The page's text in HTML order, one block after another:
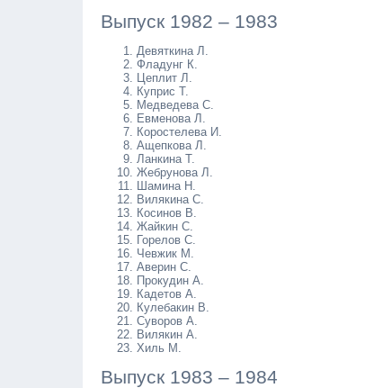
Выпуск 1982 – 1983
Девяткина Л.
Фладунг К.
Цеплит Л.
Куприс Т.
Медведева С.
Евменова Л.
Коростелева И.
Ащепкова Л.
Ланкина Т.
Жебрунова Л.
Шамина Н.
Вилякина С.
Косинов В.
Жайкин С.
Горелов С.
Чевжик М.
Аверин С.
Прокудин А.
Кадетов А.
Кулебакин В.
Суворов А.
Вилякин А.
Хиль М.
Выпуск 1983 – 1984